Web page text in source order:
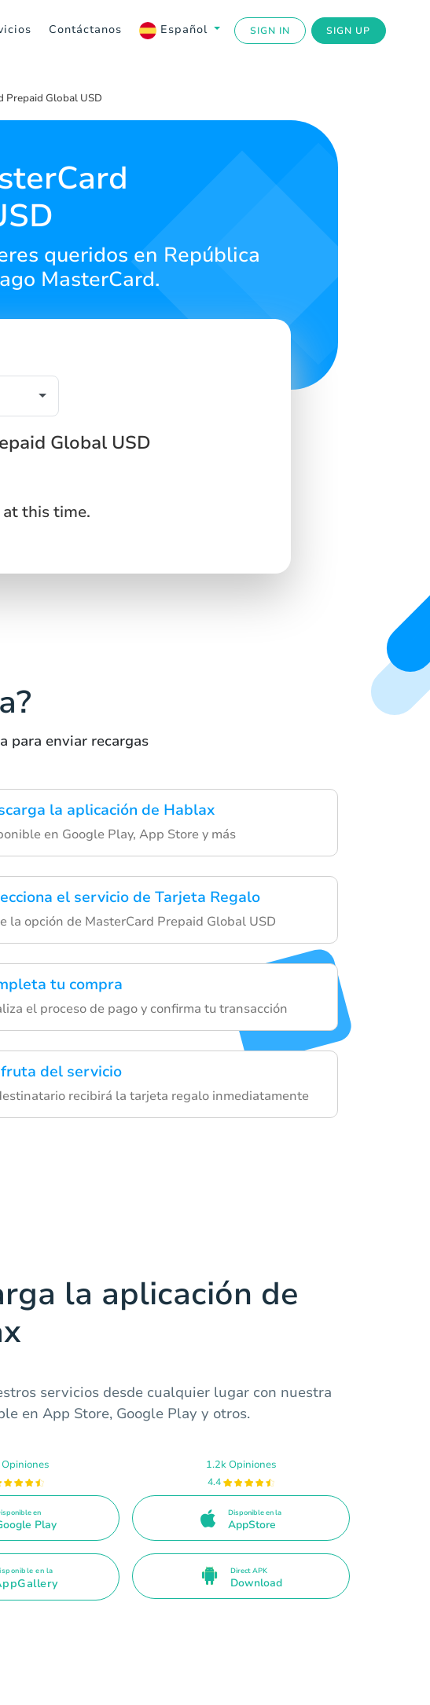
Contáctanos Español SIGN IN SIGN UP
Prepaid Global USD
queridos en República
MasterCard.
Global USD
this time.
para enviar recargas
la aplicación de Hablax
en Google Play, App Store y más
el servicio de Tarjeta Regalo
la opción de MasterCard Prepaid Global USD
tu compra
el proceso de pago y confirma tu transacción
del servicio
recibirá la tarjeta regalo inmediatamente
la aplicación de
servicios desde cualquier lugar con nuestra
en App Store, Google Play y otros.
en
Play
1.2k Opiniones
4.4
Disponible en la
AppStore
en la Direct APK
Download